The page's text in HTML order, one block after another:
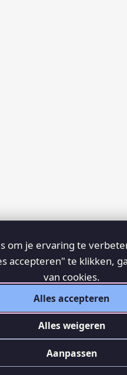
om je ervaring te
accepteren" te klikken,
van cookies.
Alles accepteren
Alles weigeren
Aanpassen